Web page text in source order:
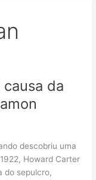
da
descobriu uma
Howard Carter
do sepulcro,